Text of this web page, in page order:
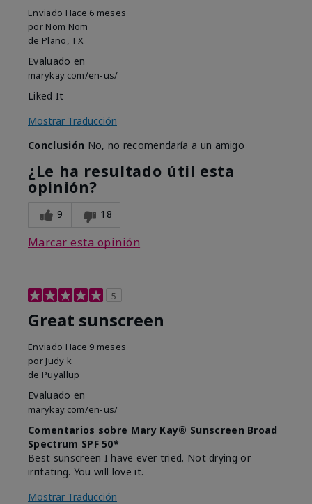
Enviado Hace 6 meses
por Nom Nom
de Plano, TX
Evaluado en
marykay.com/en-us/
Liked It
Mostrar Traducción
Conclusión No, no recomendaría a un amigo
¿Le ha resultado útil esta
opinión?
9 18
Marcar esta opinión
5
Great sunscreen
Enviado Hace 9 meses
por Judy k
de Puyallup
Evaluado en
marykay.com/en-us/
Comentarios sobre Mary Kay® Sunscreen Broad
Spectrum SPF 50*
Best sunscreen I have ever tried. Not drying or
irritating. You will love it.
Mostrar Traducción